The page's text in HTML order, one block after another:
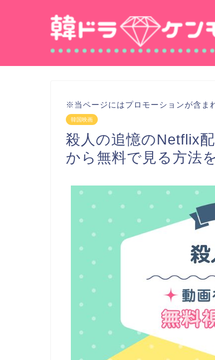
※当ページにはプロモーションが含ま
韓国映画
殺人の追憶のNetflix
から無料で見る方法